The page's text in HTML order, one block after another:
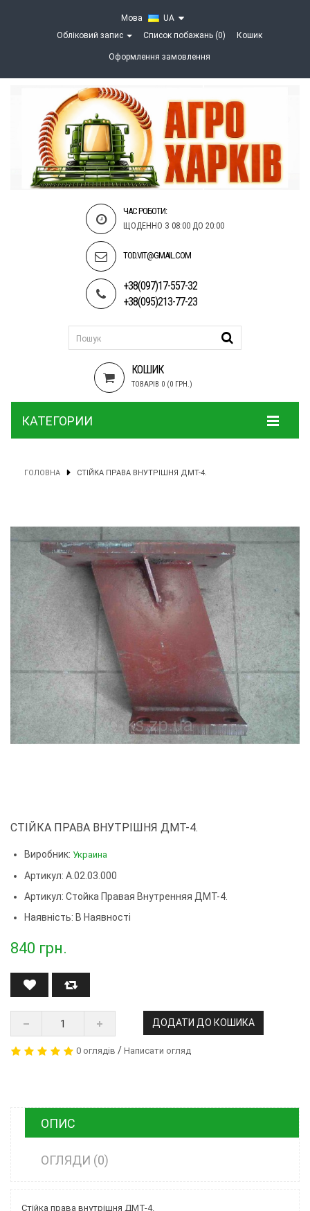
Мова
UA
Обліковий запис
Список побажань (0) Кошик
Оформлення замовлення
ЧАС РОБОТИ:
ЩОДЕННО З 08:00 ДО 20:00
TOD.VIT@GMAIL.COM
+38(097)17-557-32
+38(095)213-77-23
КОШИК
ТОВАРІВ 0 (0 ГРН.)
КАТЕГОРИИ
ГОЛОВНА СТІЙКА ПРАВА ВНУТРІШНЯ ДМТ-4.
СТІЙКА ПРАВА ВНУТРІШНЯ ДМТ-4.
Виробник: Украина
Артикул: А.02.03.000
Артикул: Стойка Правая Внутренняя ДМТ-4.
Наявність: В Наявності
840 грн.
ДОДАТИ ДО КОШИКА
0 оглядів / Написати огляд
ОПИС
ОГЛЯДИ (0)
Стійка права внутрішня ДМТ-4.